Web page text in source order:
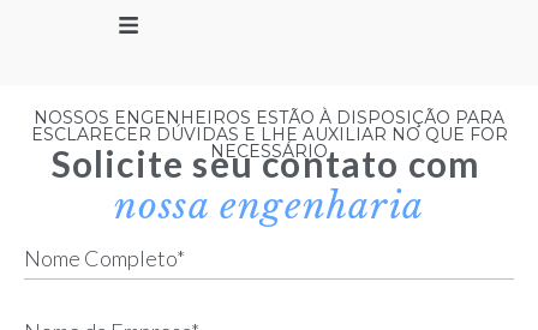
NOSSOS ENGENHEIROS ESTÃO À DISPOSIÇÃO PARA
ESCLARECER DÚVIDAS E LHE AUXILIAR NO QUE FOR
NECESSÁRIO
Solicite seu contato com
nossa engenharia